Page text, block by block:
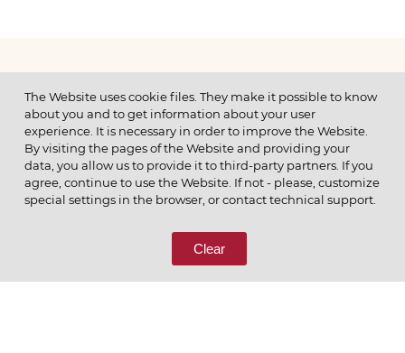
МЕНЮ
© 2026 ОАО
ПОЗВОНИТЕ НАМ
8 (800) 333-65-66
The Website uses cookie files. They make it possible to know
about you and to get information about your user
experience. It is necessary in order to improve the Website.
By visiting the pages of the Website and providing your
data, you allow us to provide it to third-party partners. If you
agree, continue to use the Website. If not - please, customize
special settings in the browser, or contact technical support.
Clear